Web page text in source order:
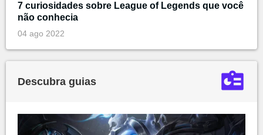
7 curiosidades sobre League of Legends que você
não conhecia
04 ago 2022
Descubra guias